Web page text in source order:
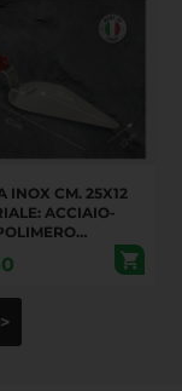
INOX CM. 25X12
ACCIAIO-